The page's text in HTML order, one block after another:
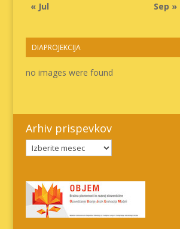
« Jul Sep »
DIAPROJEKCIJA
no images were found
Arhiv prispevkov
Arhiv
prispevkov